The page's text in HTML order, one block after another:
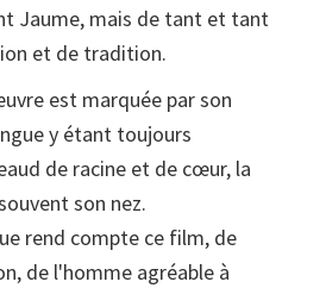
Jaume, mais de tant et tant
et de tradition.
est marquée par son
y étant toujours
de racine et de cœur, la
son nez.
rend compte ce film, de
de l'homme agréable à